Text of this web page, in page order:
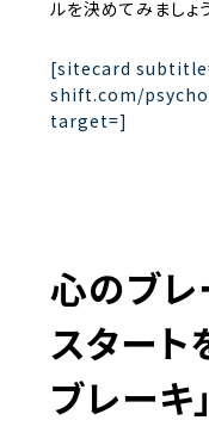
ルを決めてみましょう
[sitecard
shift.com/
target=]
心のブレ
スタート
ブレーキ